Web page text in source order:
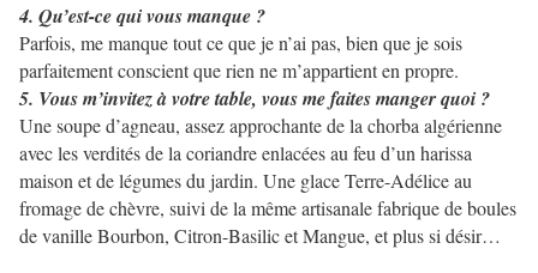
4. Qu’est-ce qui vous manque ?
Parfois, me manque tout ce que je n’ai pas, bien que je sois
parfaitement conscient que rien ne m’appartient en propre.
5. Vous m’invitez à votre table, vous me faites manger quoi ?
Une soupe d’agneau, assez approchante de la chorba algérienne
avec les verdités de la coriandre enlacées au feu d’un harissa
maison et de légumes du jardin. Une glace Terre-Adélice au
fromage de chèvre, suivi de la même artisanale fabrique de boules
de vanille Bourbon, Citron-Basilic et Mangue, et plus si désir…